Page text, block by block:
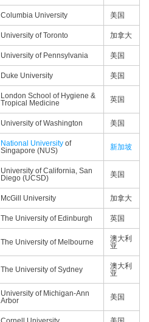
Columbia University 美国
University of Toronto 加拿大
University of Pennsylvania 美国
Duke University 美国
London School of Hygiene &
Tropical Medicine
英国
University of Washington 美国
National University of
Singapore (NUS)
新加坡
University of California, San
Diego (UCSD)
美国
McGill University 加拿大
The University of Edinburgh 英国
The University of Melbourne
澳大利
亚
The University of Sydney
澳大利
亚
University of Michigan-Ann
Arbor
美国